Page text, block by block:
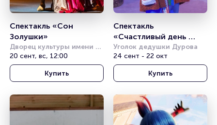
Спектакль «Сон
Золушки»
Дворец культуры имени
Горбунова
20 сент, вс, 12:00
Купить
Спектакль
«Счастливый день
Емели»
Уголок дедушки Дурова
24 сент - 22 окт
Купить